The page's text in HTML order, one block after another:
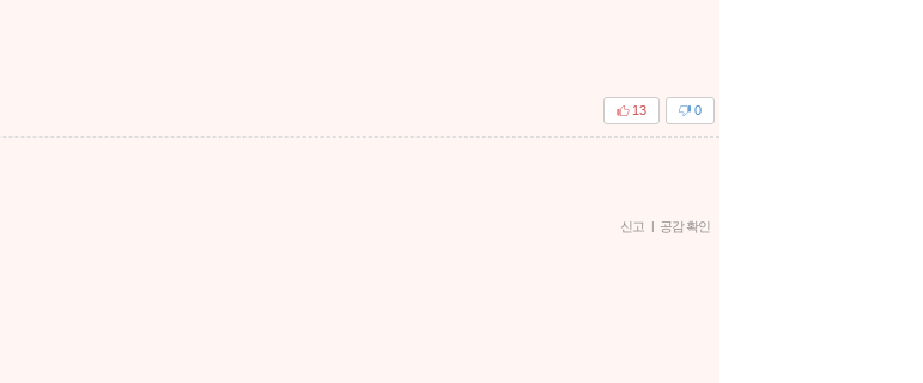
0
13
신고 | 공감 확인